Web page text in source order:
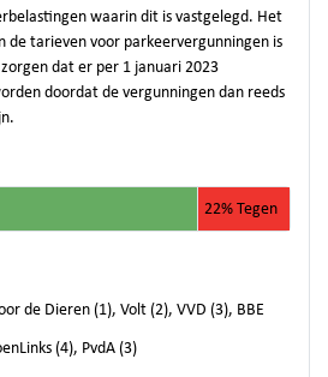
waarin dit is vastgelegd. Het
de tarieven voor parkeervergunningen is
dat er per 1 januari 2023
doordat de vergunningen dan reeds
22% Tegen
de Dieren (1), Volt (2), VVD (3), BBE
(4), PvdA (3)